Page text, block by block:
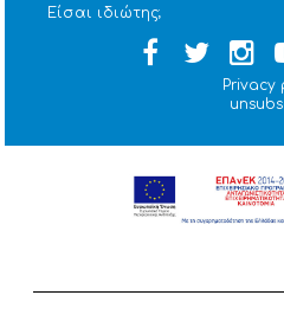
Είσαι ιδιώτης;
Privacy